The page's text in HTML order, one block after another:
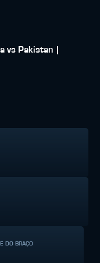
vs Pakistan |
DO BRAÇO